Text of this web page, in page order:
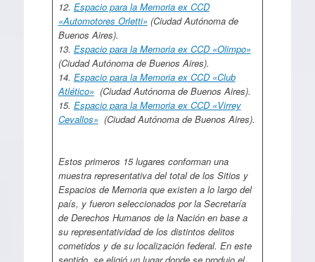
12. Espacio para la Memoria ex CCD
«Automotores Orletti» (Ciudad Autónoma de
Buenos Aires).
13. Espacio para la Memoria ex CCD «Olimpo»
(Ciudad Autónoma de Buenos Aires).
14. Espacio para la Memoria ex CCD «Club
Atlético» (Ciudad Autónoma de Buenos Aires).
15. Espacio para la Memoria ex CCD «Virrey
Cevallos» (Ciudad Autónoma de Buenos Aires).
Estos primeros 15 lugares conforman una
muestra representativa del total de los Sitios y
Espacios de Memoria que existen a lo largo del
país, y fueron seleccionados por la Secretaría
de Derechos Humanos de la Nación en base a
su representatividad de los distintos delitos
cometidos y de su localización federal. En este
sentido, se eligió un lugar donde se produjo el